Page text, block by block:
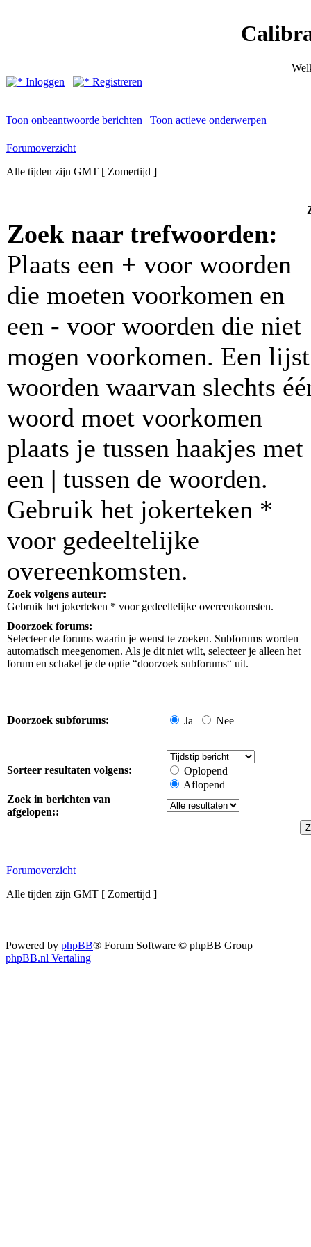
Inloggen
Registreren
Toon onbeantwoorde berichten | Toon actieve onderwerpen
Forumoverzicht
Alle tijden zijn GMT [ Zomertijd ]
Zoek naar trefwoorden:
Plaats een + voor woorden
die moeten voorkomen en
een - voor woorden die niet
mogen voorkomen. Een lijst
woorden waarvan slechts
woord moet voorkomen
plaats je tussen haakjes met
een | tussen de woorden.
Gebruik het jokerteken *
voor gedeeltelijke
overeenkomsten.
Zoek volgens auteur:
Gebruik het jokerteken * voor gedeeltelijke overeenkomsten.
Doorzoek forums:
Selecteer de forums waarin je wenst te zoeken. Subforums worden
automatisch meegenomen. Als je dit niet wilt, selecteer je alleen het
forum en schakel je de optie “doorzoek subforums“ uit.
Doorzoek subforums: Ja Nee
Sorteer resultaten volgens:
Oplopend
Aflopend
Zoek in berichten van
afgelopen::
Forumoverzicht
Alle tijden zijn GMT [ Zomertijd ]
Powered by phpBB® Forum Software © phpBB Group
phpBB.nl Vertaling